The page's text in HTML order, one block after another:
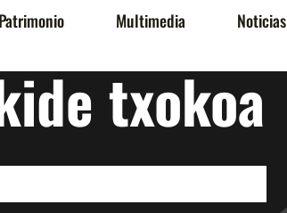
Patrimonio Multimedia Noticias
txokoa